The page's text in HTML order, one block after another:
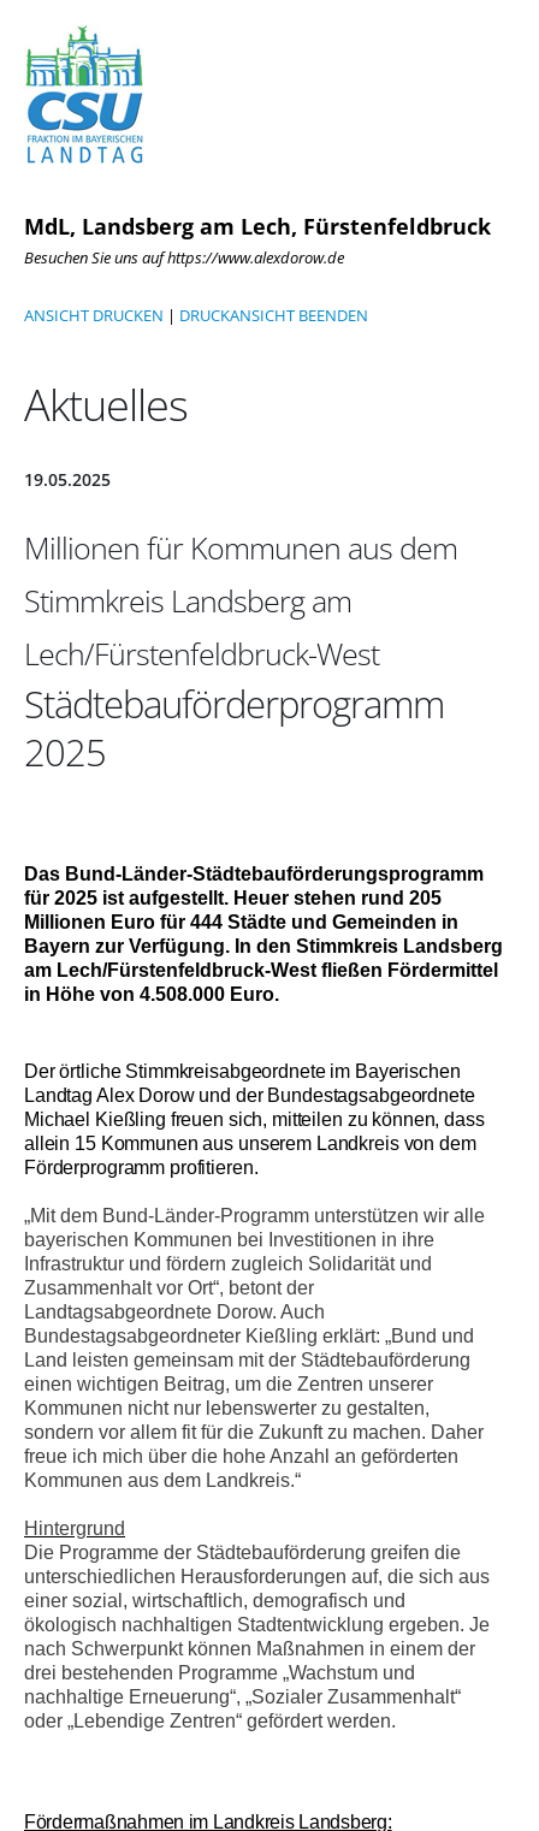
MdL, Landsberg am Lech, Fürstenfeldbruck
Besuchen Sie uns auf https://www.alexdorow.de
ANSICHT DRUCKEN | DRUCKANSICHT BEENDEN
Aktuelles
19.05.2025
Millionen für Kommunen aus dem
Stimmkreis Landsberg am
Lech/Fürstenfeldbruck-West
Städtebauförderprogramm
2025
Das Bund-Länder-Städtebauförderungsprogramm
für 2025 ist aufgestellt. Heuer stehen rund 205
Millionen Euro für 444 Städte und Gemein­den in
Bayern zur Verfügung. In den Stimmkreis Landsberg
am Lech/Fürstenfeldbruck-West fließen Fördermittel
in Höhe von 4.508.000 Euro.
Der örtliche Stimmkreisabgeordnete im Bayerischen
Landtag Alex Dorow und der Bundestagsabgeordnete
Michael Kießling freuen sich, mitteilen zu können, dass
allein 15 Kommunen aus unserem Landkreis von dem
Förderprogramm profitieren.
Mit dem Bund-Länder-Programm unterstützen wir alle
bayerischen Kommunen bei Investitionen in ihre
Infrastruktur und fördern zugleich Solidarität und
Zusammenhalt vor Ort“, betont der
Landtagsabgeordnete Dorow. Auch
Bundestagsabgeordneter Kießling erklärt: „Bund und
Land leisten gemeinsam mit der Städtebauförderung
einen wichtigen Beitrag, um die Zentren unserer
Kommunen nicht nur lebenswerter zu gestalten,
sondern vor allem fit für die Zukunft zu machen. Daher
freue ich mich über die hohe Anzahl an geförderten
Kommunen aus dem Landkreis.“
Hintergrund
Die Programme der Städtebauförderung greifen die
unterschiedlichen Herausforderungen auf, die sich aus
einer sozial, wirtschaftlich, demografisch und
ökologisch nachhaltigen Stadtentwicklung ergeben. Je
nach Schwerpunkt können Maßnahmen in einem der
drei bestehenden Programme „Wachstum und
nachhaltige Erneuerung“, „Sozialer Zusammenhalt“
oder „Lebendige Zentren“ gefördert werden.
Fördermaßnahmen im Landkreis Landsberg: